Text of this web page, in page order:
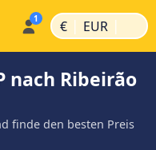
€ | EUR |
nach Ribeirão
finde den besten Preis